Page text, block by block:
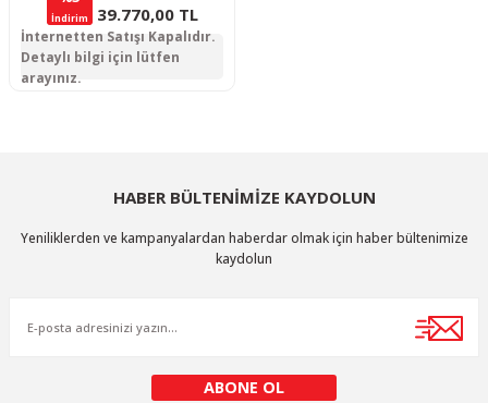
İndirim 39.770,00 TL
İnternetten Satışı Kapalıdır.
Detaylı bilgi için lütfen
arayınız.
HABER BÜLTENİMİZE KAYDOLUN
Yeniliklerden ve kampanyalardan haberdar olmak için haber bültenimize
kaydolun
ABONE OL